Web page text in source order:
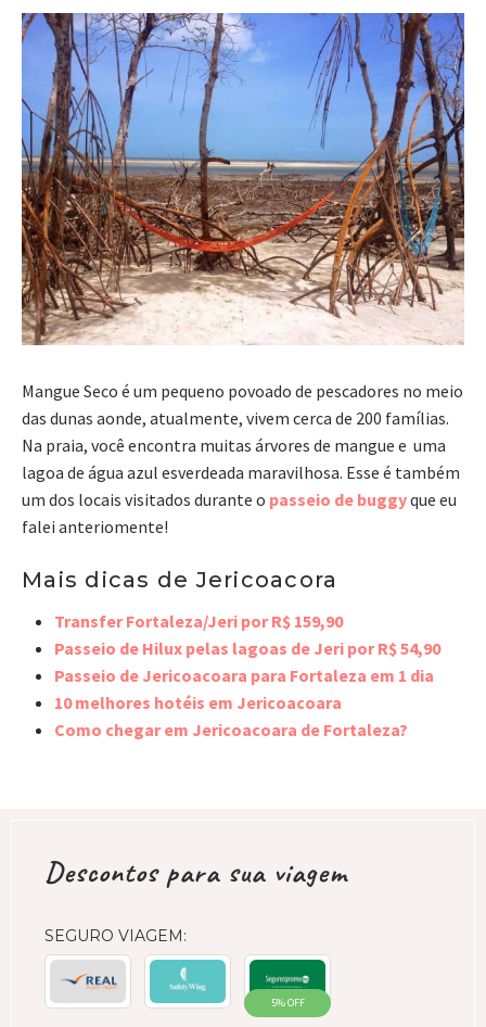
Mangue Seco é um pequeno povoado de pescadores no meio
das dunas aonde, atualmente, vivem cerca de 200 famílias.
Na praia, você encontra muitas árvores de mangue e uma
lagoa de água azul esverdeada maravilhosa. Esse é também
um dos locais visitados durante o passeio de buggyque eu
falei anteriomente!
Mais dicas de Jericoacora
Transfer Fortaleza/Jeri por R$ 159,90
Passeio de Hilux pelas lagoas de Jeri por R$ 54,90
Passeio de Jericoacoara para Fortaleza em 1 dia
10 melhores hotéis em Jericoacoara
Como chegar em Jericoacoara de Fortaleza?
Descontos para sua viagem
SEGURO VIAGEM:
5% OFF